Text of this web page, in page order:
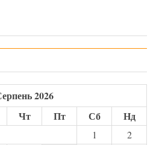
2026
Чт Пт Сб Нд
1
2